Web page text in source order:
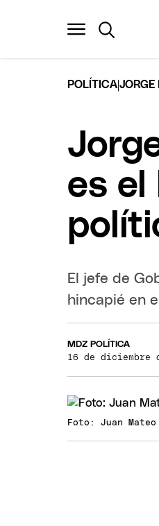
POLÍTICA|JORGE
es el
El jefe de
hincapié en
MDZ POLÍTICA
16 de diciembre
Foto: Juan